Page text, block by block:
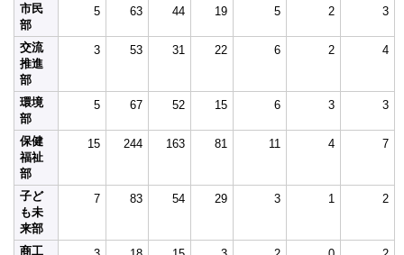
市民
部
5 63 44 19 5 2 3
交流
推進
部
3 53 31 22 6 2 4
環境
部
5 67 52 15 6 3 3
保健
福祉
部
15 244 163 81 11 4 7
子ど
も未
来部
7 83 54 29 3 1 2
商工